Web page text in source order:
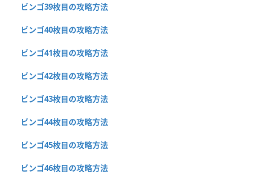
ビンゴ39枚目の攻略方法
ビンゴ40枚目の攻略方法
ビンゴ41枚目の攻略方法
ビンゴ42枚目の攻略方法
ビンゴ43枚目の攻略方法
ビンゴ44枚目の攻略方法
ビンゴ45枚目の攻略方法
ビンゴ46枚目の攻略方法